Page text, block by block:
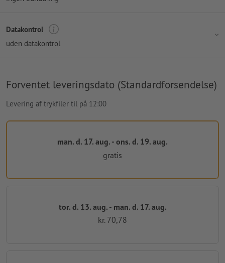
Datakontrol
uden datakontrol
Forventet leveringsdato (Standardforsendelse)
Levering af trykfiler til på 12:00
man. d. 17. aug. - ons. d. 19. aug.
gratis
tor. d. 13. aug. - man. d. 17. aug.
kr. 70,78